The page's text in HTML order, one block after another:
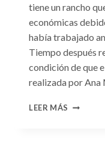
tiene un rancho
económicas
había trabajado
Tiempo después
condición de que
realizada por Ana
LEER MÁS